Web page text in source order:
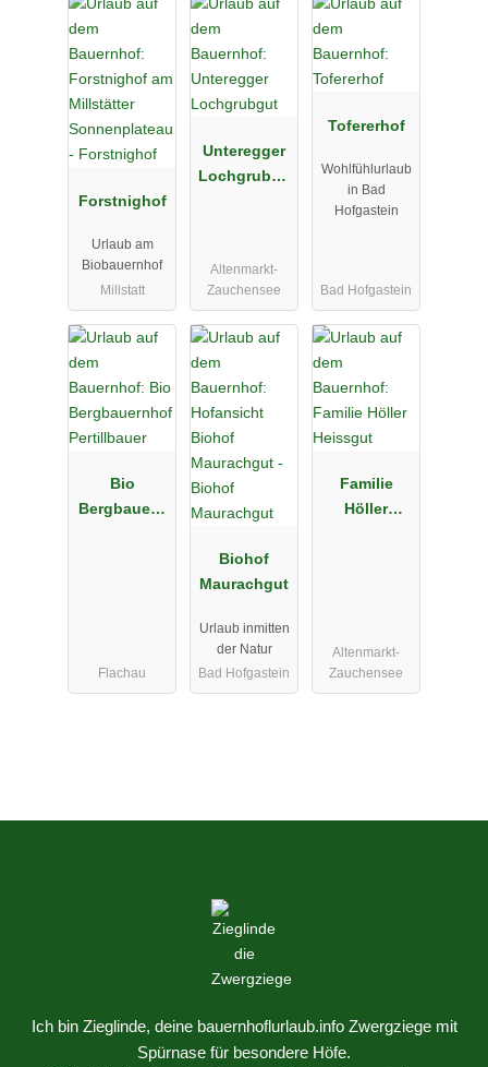
Forstnighof
Urlaub am
Biobauernhof
Millstatt
Unteregger
Lochgrubgu
Altenmarkt-
Zauchensee
Tofererhof
Wohlfühlurlaub
in Bad
Hofgastein
Bad Hofgastein
Bio
Bergbauern
Flachau
Biohof
Maurachgut
Urlaub inmitten
der Natur
Bad Hofgastein
Familie
Höller
Altenmarkt-
Zauchensee
Ich bin Zieglinde, deine bauernhoflurlaub.info Zwergziege mit
Spürnase für besondere Höfe.